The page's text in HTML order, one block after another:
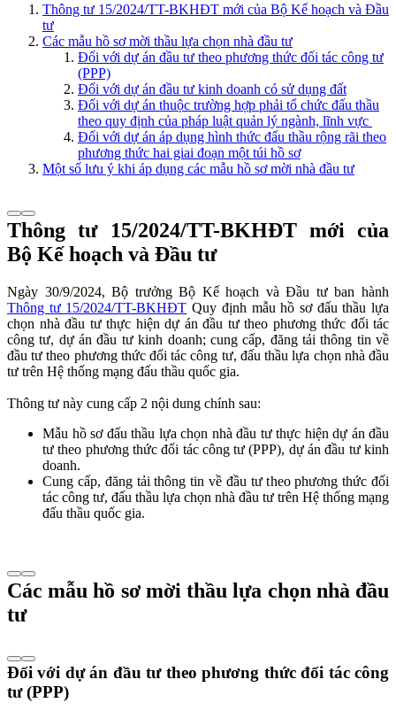
Thông tư 15/2024/TT-BKHĐT mới của Bộ Kế hoạch và Đầu
tư
Các mẫu hồ sơ mời thầu lựa chọn nhà đầu tư
Đối với dự án đầu tư theo phương thức đối tác công tư
(PPP)
Đối với dự án đầu tư kinh doanh có sử dụng đất
Đối với dự án thuộc trường hợp phải tổ chức đấu thầu
theo quy định của pháp luật quản lý ngành, lĩnh vực
Đối với dự án áp dụng hình thức đấu thầu rộng rãi theo
phương thức hai giai đoạn một túi hồ sơ
Một số lưu ý khi áp dụng các mẫu hồ sơ mời nhà đầu tư
Thông tư 15/2024/TT-BKHĐT mới của
Bộ Kế hoạch và Đầu tư
Ngày 30/9/2024, Bộ trưởng Bộ Kế hoạch và Đầu tư ban hành
Thông tư 15/2024/TT-BKHĐT Quy định mẫu hồ sơ đấu thầu lựa
chọn nhà đầu tư thực hiện dự án đầu tư theo phương thức đối tác
công tư, dự án đầu tư kinh doanh; cung cấp, đăng tải thông tin về
đầu tư theo phương thức đối tác công tư, đấu thầu lựa chọn nhà đầu
tư trên Hệ thống mạng đấu thầu quốc gia.
Thông tư này cung cấp 2 nội dung chính sau:
Mẫu hồ sơ đấu thầu lựa chọn nhà đầu tư thực hiện dự án đầu
tư theo phương thức đối tác công tư (PPP), dự án đầu tư kinh
doanh.
Cung cấp, đăng tải thông tin về đầu tư theo phương thức đối
tác công tư, đấu thầu lựa chọn nhà đầu tư trên Hệ thống mạng
đấu thầu quốc gia.
Các mẫu hồ sơ mời thầu lựa chọn nhà đầu
tư
Đối với dự án đầu tư theo phương thức đối tác công
tư (PPP)